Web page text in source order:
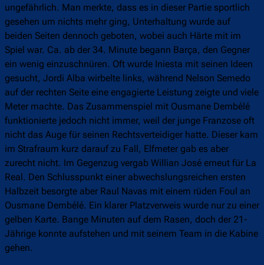
ungefährlich. Man merkte, dass es in dieser Partie sportlich
gesehen um nichts mehr ging, Unterhaltung wurde auf
beiden Seiten dennoch geboten, wobei auch Härte mit im
Spiel war. Ca. ab der 34. Minute begann Barça, den Gegner
ein wenig einzuschnüren. Oft wurde Iniesta mit seinen Ideen
gesucht, Jordi Alba wirbelte links, während Nelson Semedo
auf der rechten Seite eine engagierte Leistung zeigte und viele
Meter machte. Das Zusammenspiel mit Ousmane Dembélé
funktionierte jedoch nicht immer, weil der junge Franzose oft
nicht das Auge für seinen Rechtsverteidiger hatte. Dieser kam
im Strafraum kurz darauf zu Fall, Elfmeter gab es aber
zurecht nicht. Im Gegenzug vergab Willian José erneut für La
Real. Den Schlusspunkt einer abwechslungsreichen ersten
Halbzeit besorgte aber Raul Navas mit einem rüden Foul an
Ousmane Dembélé. Ein klarer Platzverweis wurde nur zu einer
gelben Karte. Bange Minuten auf dem Rasen, doch der 21-
Jährige konnte aufstehen und mit seinem Team in die Kabine
gehen.